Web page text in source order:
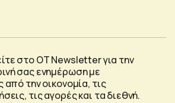
στο OT Newsletter για την
σας ενημέρωση με
από την οικονομία, τις
τις αγορές και τα διεθνή.